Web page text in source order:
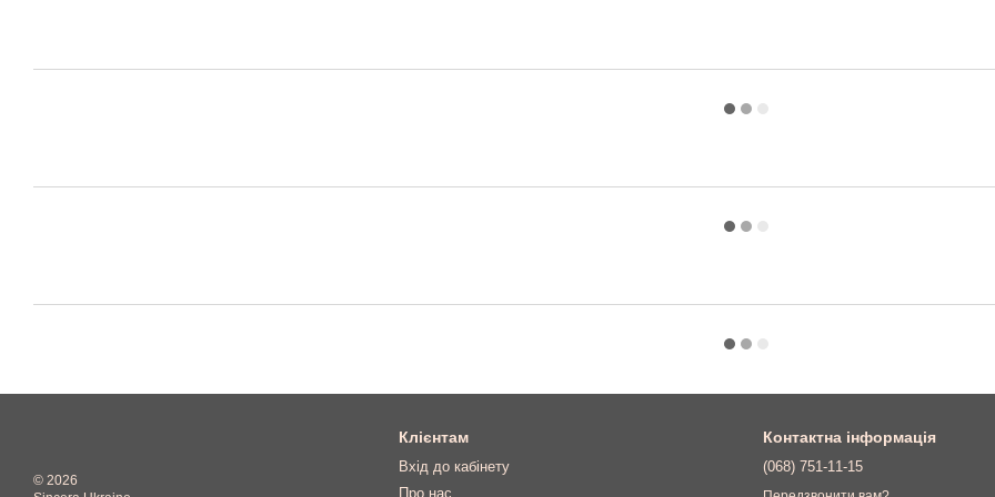
© 2026
Клієнтам
Вхід до кабінету
Про нас
Контактна інформація
(068) 751-11-15